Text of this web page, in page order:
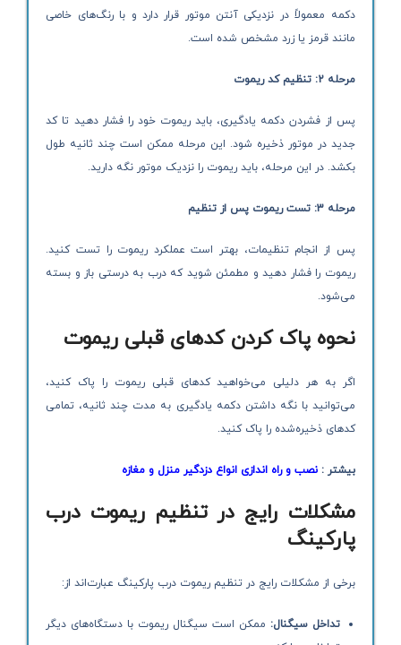
دکمه معمولاً در نزدیکی آنتن موتور قرار دارد و با رنگ‌های خاصی
مانند قرمز یا زرد مشخص شده است.
مرحله 2: تنظیم کد ریموت
پس از فشردن دکمه یادگیری، باید ریموت خود را فشار دهید تا کد
جدید در موتور ذخیره شود. این مرحله ممکن است چند ثانیه طول
بکشد. در این مرحله، باید ریموت را نزدیک موتور نگه دارید.
مرحله 3: تست ریموت پس از تنظیم
پس از انجام تنظیمات، بهتر است عملکرد ریموت را تست کنید.
ریموت را فشار دهید و مطمئن شوید که درب به درستی باز و بسته
می‌شود.
نحوه پاک کردن کدهای قبلی ریموت
اگر به هر دلیلی می‌خواهید کدهای قبلی ریموت را پاک کنید،
می‌توانید با نگه داشتن دکمه یادگیری به مدت چند ثانیه، تمامی
کدهای ذخیره‌شده را پاک کنید.
بیشتر :نصب و راه اندازی انواع دزدگیر منزل و مغازه
مشکلات رایج در تنظیم ریموت درب
پارکینگ
برخی از مشکلات رایج در تنظیم ریموت درب پارکینگ عبارت‌اند از:
تداخل سیگنال: ممکن است سیگنال ریموت با دستگاه‌های دیگر